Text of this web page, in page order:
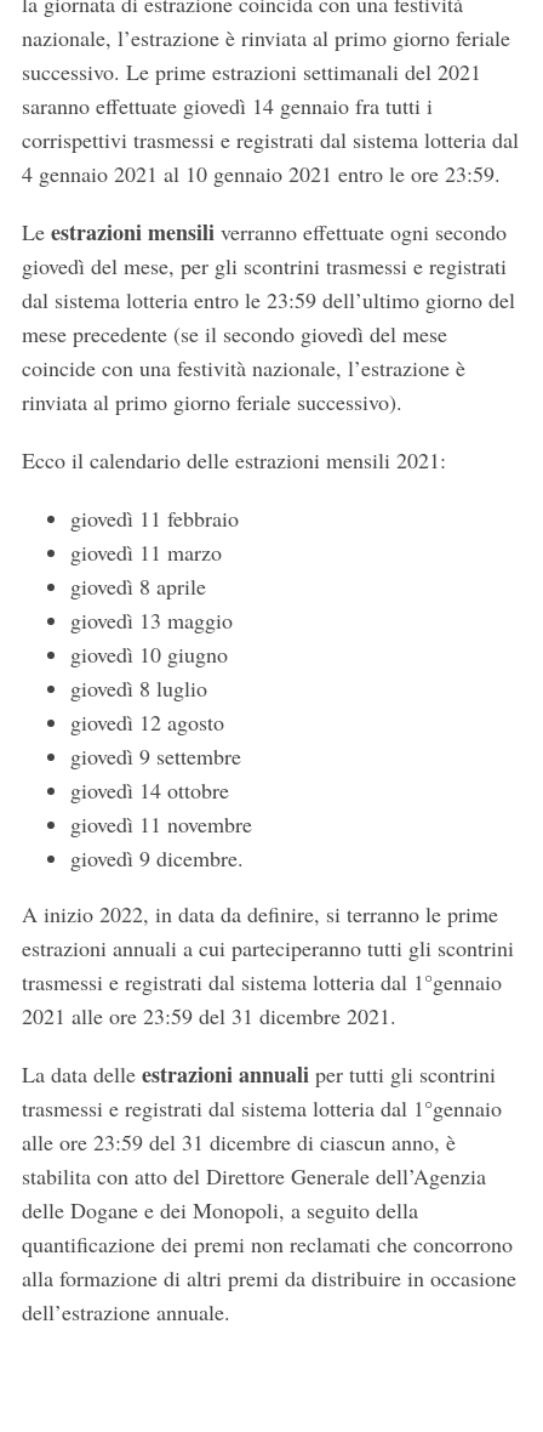
nazionale, l’estrazione è rinviata al primo giorno feriale
successivo. Le prime estrazioni settimanali del 2021
saranno effettuate giovedì 14 gennaio fra tutti i
corrispettivi trasmessi e registrati dal sistema lotteria dal
4 gennaio 2021 al 10 gennaio 2021 entro le ore 23:59.
Leestrazioni mensiliverranno effettuate ogni secondo
giovedì del mese, per gli scontrini trasmessi e registrati
dal sistema lotteria entro le 23:59 dell’ultimo giorno del
mese precedente (se il secondo giovedì del mese
coincide con una festività nazionale, l’estrazione è
rinviata al primo giorno feriale successivo).
Ecco il calendario delle estrazioni mensili 2021:
giovedì 11 febbraio
giovedì 11 marzo
giovedì 8 aprile
giovedì 13 maggio
giovedì 10 giugno
giovedì 8 luglio
giovedì 12 agosto
giovedì 9 settembre
giovedì 14 ottobre
giovedì 11 novembre
giovedì 9 dicembre.
A inizio 2022, in data da definire, si terranno le prime
estrazioni annuali a cui parteciperanno tutti gli scontrini
trasmessi e registrati dal sistema lotteria dal 1°gennaio
2021 alle ore 23:59 del 31 dicembre 2021.
La data delle estrazioni annualiper tutti gli scontrini
trasmessi e registrati dal sistema lotteria dal 1°gennaio
alle ore 23:59 del 31 dicembre di ciascun anno, è
stabilita con atto del Direttore Generale dell’Agenzia
delle Dogane e dei Monopoli, a seguito della
quantificazione dei premi non reclamati che concorrono
alla formazione di altri premi da distribuire in occasione
dell’estrazione annuale.
S
a
r
c
h
o
r
: